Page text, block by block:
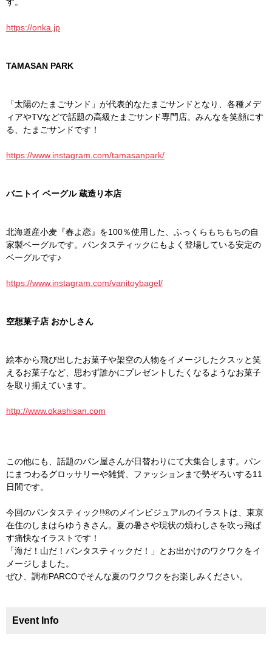
https://onka.jp
TAMASAN PARK
「太陽のたまごサンド」が代表的なたまごサンドとなり、各種メデ
ィアやTVなどで話題の高級たまごサンド専門店。みんなを笑顔にす
る、たまごサンドです！
https://www.instagram.com/tamasanpark/
バニトイ ベーグル 蔵造り本店
北海道産小麦『春よ恋』を100％使用した、ふっくらもちもちの自
家製ベーグルです。パンタスティックにもよく登場している安定の
ベーグルです♪
https://www.instagram.com/vanitoybagel/
空想菓子店 おかしさん
絵本から飛び出したお菓子や架空の人物をイメージしたクスッと笑
えるお菓子など、思わず誰かにプレゼントしたくなるようなお菓子
を取り揃えています。
http://www.okashisan.com
この他にも、話題のパン屋さんが日替わりにて大集合します。パン
にまつわるグロッサリーや雑貨、ファッションまで勢ぞろいする11
日間です。
今回のパンタスティック!!®のメインビジュアルのイラストは、東京
在住のしまはらゆうきさん。夏の暑さや現状の煩わしさを吹っ飛ば
す痛快なイラストです！
「海だ！山だ！パンタスティックだ！」とお出かけのワクワクをイ
メージしました。
ぜひ、調布PARCOでそんな夏のワクワクをお楽しみください。
Event Info